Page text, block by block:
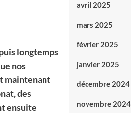
longtemps
nos
maintenant
des
ensuite
avril 2025
mars 2025
février 2025
janvier 2025
décembre 2024
novembre 2024